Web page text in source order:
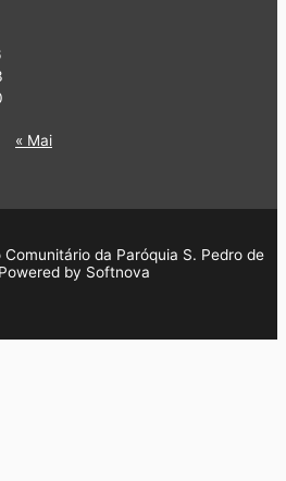
« Mai
da Paróquia S. Pedro de
by Softnova